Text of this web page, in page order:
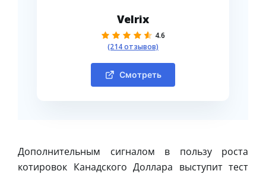
Velrix
4.6
(214 отзывов)
Смотреть
Дополнительным сигналом в пользу роста
котировок Канадского Доллара выступит тест